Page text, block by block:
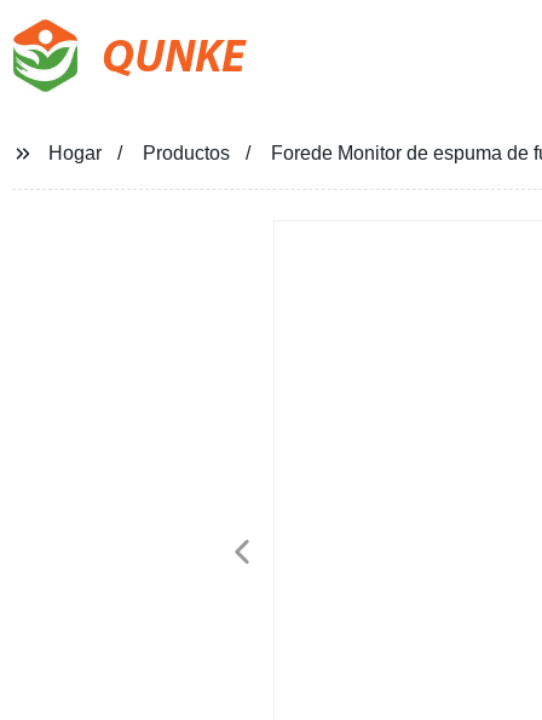
QUNKE
Hogar Productos Forede Monitor de espuma de